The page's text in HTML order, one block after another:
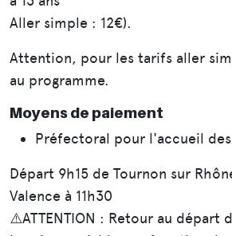
Aller simple : 12€).
Attention, pour les tarifs aller
au programme.
Moyens de paiement
Préfectoral pour l'accueil
Départ 9h15 de Tournon sur
Valence à 11h30
⚠️ATTENTION : Retour au départ